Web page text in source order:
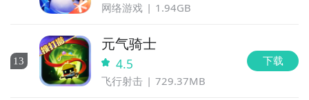
网络游戏 1.94GB
13
元气骑士
4.5
飞行射击 729.37MB
下载